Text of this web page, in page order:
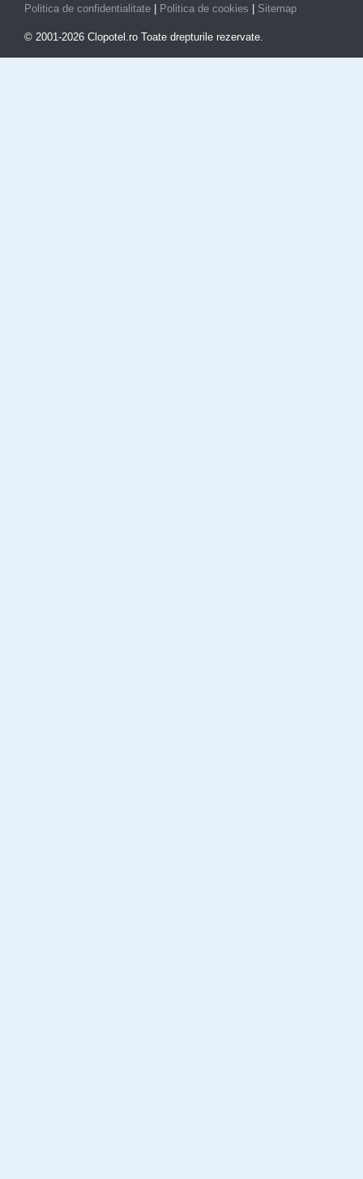
Politica de confidentialitate
Politica de cookies Sitemap
© 2001-2026 Clopotel.ro Toate drepturile rezervate.